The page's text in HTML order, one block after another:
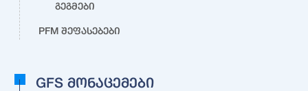
გეგმები
PFM შეფასებები
GFS მონაცემები